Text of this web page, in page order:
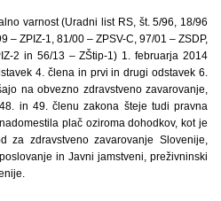
varnost (Uradni list RS, št. 5/96, 18/96
– ZPIZ-1, 81/00 – ZPSV-C, 97/01 – ZSDP,
2 in 56/13 – ZŠtip-1) 1. februarja 2014
4. člena in prvi in drugi odstavek 6.
na obvezno zdravstveno zavarovanje,
in 49. členu zakona šteje tudi pravna
plač oziroma dohodkov, kot je
za zdravstveno zavarovanje Slovenije,
in Javni jamstveni, preživninski